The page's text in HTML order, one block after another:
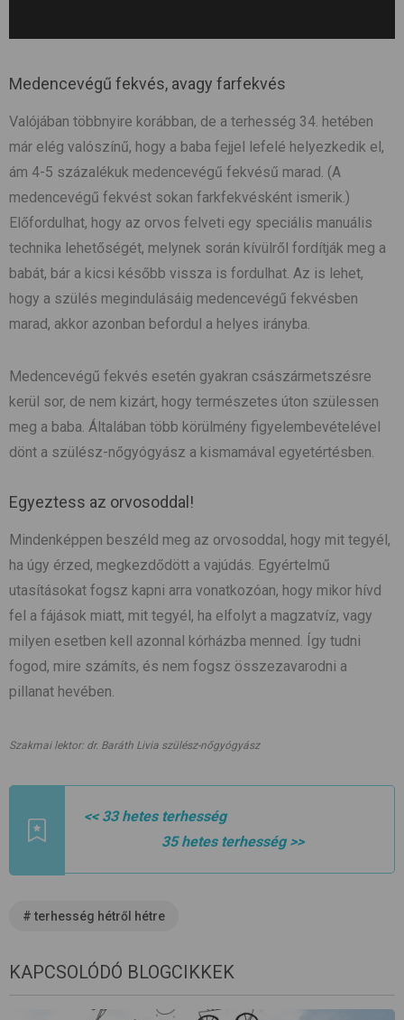
Medencevégű fekvés, avagy farfekvés
Valójában többnyire korábban, de a terhesség 34. hetében
már elég valószínű, hogy a baba fejjel lefelé helyezkedik el,
ám 4-5 százalékuk medencevégű fekvésű marad. (A
medencevégű fekvést sokan farkfekvésként ismerik.)
Előfordulhat, hogy az orvos felveti egy speciális manuális
technika lehetőségét, melynek során kívülről fordítják meg a
babát, bár a kicsi később vissza is fordulhat. Az is lehet,
hogy a szülés megindulásáig medencevégű fekvésben
marad, akkor azonban befordul a helyes irányba.
Medencevégű fekvés esetén gyakran császármetszésre
kerül sor, de nem kizárt, hogy természetes úton szülessen
meg a baba. Általában több körülmény figyelembevételével
dönt a szülész-nőgyógyász a kismamával egyetértésben.
Egyeztess az orvosoddal!
Mindenképpen beszéld meg az orvosoddal, hogy mit tegyél,
ha úgy érzed, megkezdődött a vajúdás. Egyértelmű
utasításokat fogsz kapni arra vonatkozóan, hogy mikor hívd
fel a fájások miatt, mit tegyél, ha elfolyt a magzatvíz, vagy
milyen esetben kell azonnal kórházba menned. Így tudni
fogod, mire számíts, és nem fogsz összezavarodni a
pillanat hevében.
Szakmai lektor: dr. Baráth Livia szülész-nőgyógyász
<< 33 hetes terhesség
35 hetes terhesség>>
# terhesség hétről hétre
KAPCSOLÓDÓ BLOGCIKKEK